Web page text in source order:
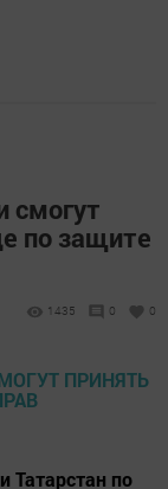
смогут
по защите
1435 0 0
Татарстан по